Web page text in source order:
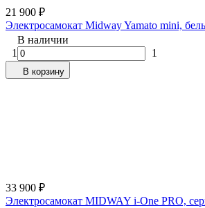
21 900 ₽
Электросамокат Midway Yamato mini,
В наличии
1
1
В корзину
33 900 ₽
Электросамокат MIDWAY i-One PRO,